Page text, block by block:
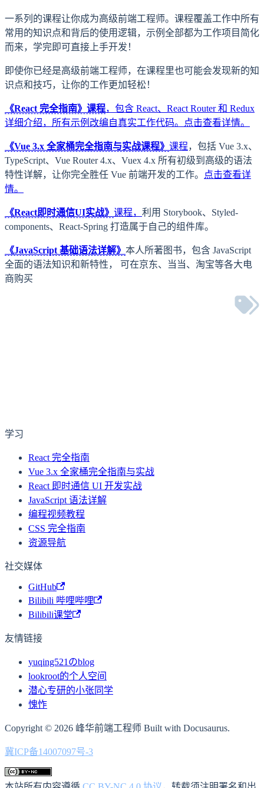
一系列的课程让你成为高级前端工程师。课程覆盖工作中所有
常用的知识点和背后的使用逻辑，示例全部都为工作项目简化
而来，学完即可直接上手开发！
即使你已经是高级前端工程师，在课程里也可能会发现新的知
识点和技巧，让你的工作更加轻松！
《React 完全指南》课程，包含 React、React Router 和 Redux
详细介绍，所有示例改编自真实工作代码。
点击查看详情。
《Vue 3.x 全家桶完全指南与实战课程》 课程，包括 Vue 3.x、
TypeScript、Vue Router 4.x、Vuex 4.x 所有初级到高级的语法
特性详解，让你完全胜任 Vue 前端开发的工作。
点击查看详
情。
《React即时通信UI实战》 课程， 利用 Storybook、Styled-
components、React-Spring 打造属于自己的组件库。
《JavaScript 基础语法详解》 本人所著图书，包含 JavaScript
全面的语法知识和新特性， 可在京东、当当、淘宝等各大电
商购买
学习
React 完全指南
Vue 3.x 全家桶完全指南与实战
React 即时通信 UI 开发实战
JavaScript 语法详解
编程视频教程
CSS 完全指南
资源导航
社交媒体
GitHub
Bilibili 哔哩哔哩
Bilibili课堂
友情链接
yuqing521のblog
lookroot的个人空间
潜心专研的小张同学
愧怍
Copyright © 2026 峰华前端工程师 Built with Docusaurus.
冀ICP备14007097号-3